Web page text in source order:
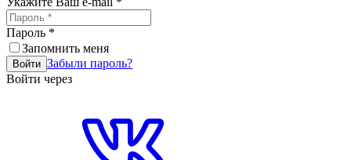
Пароль *
Запомнить меня
Войти Забыли пароль?
Войти через